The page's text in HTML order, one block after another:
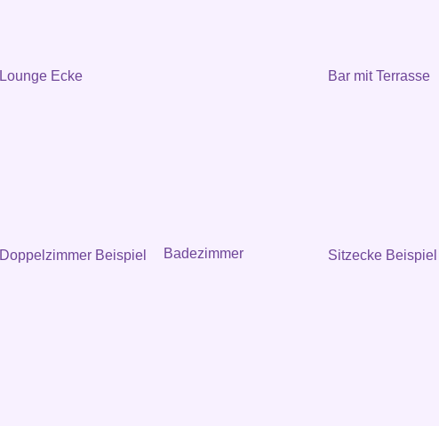
Lounge Ecke Bar mit Terrasse
Doppelzimmer Beispiel Badezimmer Sitzecke Beispiel